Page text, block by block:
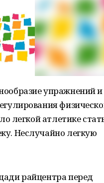
упражнений и
легкой атлетике
Неслучайно легкую
райцентра перед